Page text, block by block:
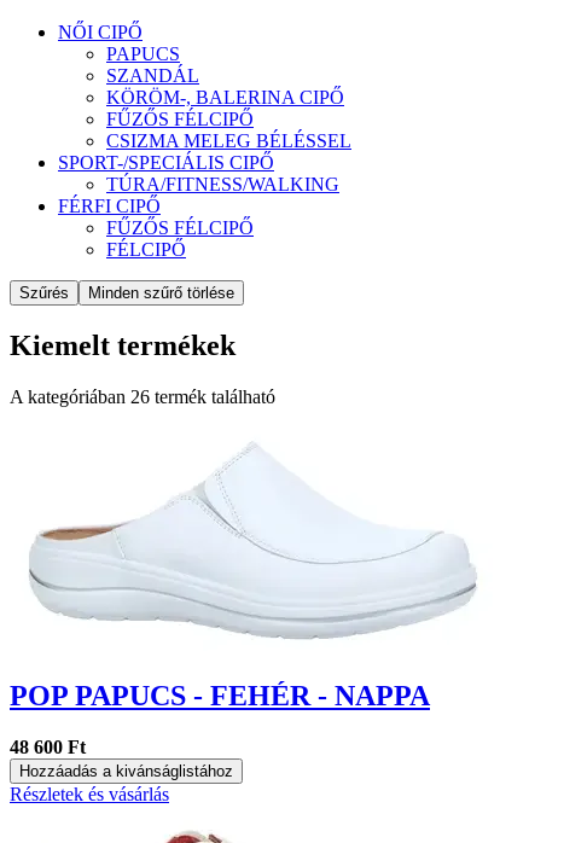
NŐI CIPŐ
PAPUCS
SZANDÁL
KÖRÖM-, BALERINA CIPŐ
FŰZŐS FÉLCIPŐ
CSIZMA MELEG BÉLÉSSEL
SPORT-/SPECIÁLIS CIPŐ
TÚRA/FITNESS/WALKING
FÉRFI CIPŐ
FŰZŐS FÉLCIPŐ
FÉLCIPŐ
Szűrés Minden szűrő törlése
Kiemelt termékek
A kategóriában 26 termék található
POP PAPUCS - FEHÉR - NAPPA
48 600 Ft
Hozzáadás a kivánságlistához
Részletek és vásárlás